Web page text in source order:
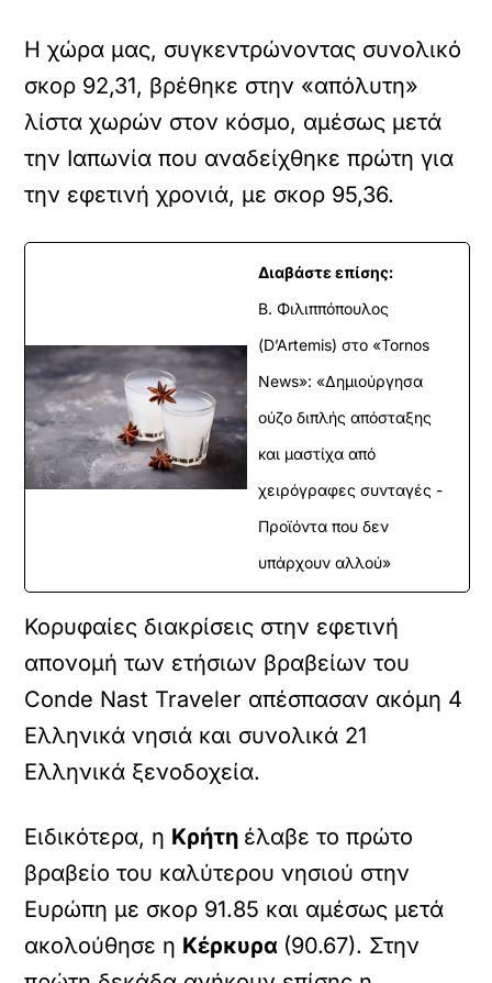
Η χώρα μας, συγκεντρώνοντας συνολικό
σκορ 92,31, βρέθηκε στην «απόλυτη»
λίστα χωρών στον κόσμο, αμέσως μετά
την Ιαπωνία που αναδείχθηκε πρώτη για
την εφετινή χρονιά, με σκορ 95,36.
Διαβάστε επίσης:
Β. Φιλιππόπουλος
(D’Artemis) στο «Tornos
News»: «Δημιούργησα
ούζο διπλής απόσταξης
και μαστίχα από
χειρόγραφες συνταγές -
Προϊόντα που δεν
υπάρχουν αλλού»
Κορυφαίες διακρίσεις στην εφετινή
απονομή των ετήσιων βραβείων του
Conde Nast Traveler απέσπασαν ακόμη 4
Ελληνικά νησιά και συνολικά 21
Ελληνικά ξενοδοχεία.
Ειδικότερα, η Κρήτη έλαβε το πρώτο
βραβείο του καλύτερου νησιού στην
Ευρώπη με σκορ 91.85 και αμέσως μετά
ακολούθησε η Κέρκυρα (90.67). Στην